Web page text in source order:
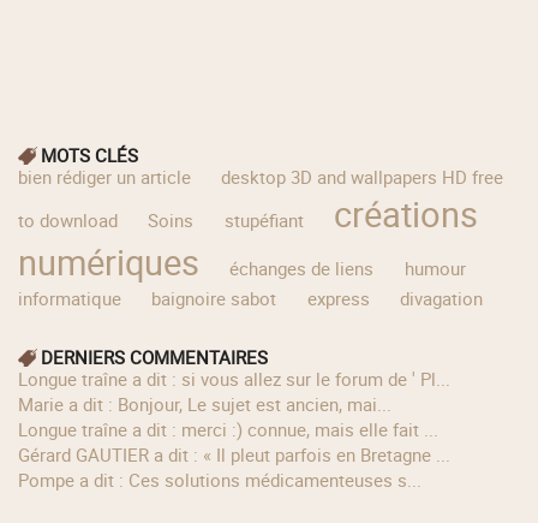
MOTS CLÉS
bien rédiger un article
desktop 3D and wallpapers HD free
to download
Soins stupéfiant
créations
numériques
échanges de liens
humour
informatique
baignoire sabot express divagation
DERNIERS COMMENTAIRES
longue traîne a dit : si vous allez sur le forum de ' Pl...
Marie a dit : Bonjour, Le sujet est ancien, mai...
longue traîne a dit : merci :) connue, mais elle fait ...
Gérard GAUTIER a dit : « Il pleut parfois en Bretagne ...
Pompe a dit : Ces solutions médicamenteuses s...